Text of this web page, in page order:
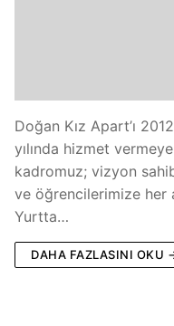
Doğan Kız Apart’ı
yılında hizmet
kadromuz; vizyon
ve öğrencilerimize her
Yurtta…
DAHA FAZLASINI OKU